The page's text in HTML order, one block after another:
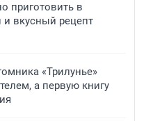
приготовить в
вкусный рецепт
«Трилунье»
а первую книгу